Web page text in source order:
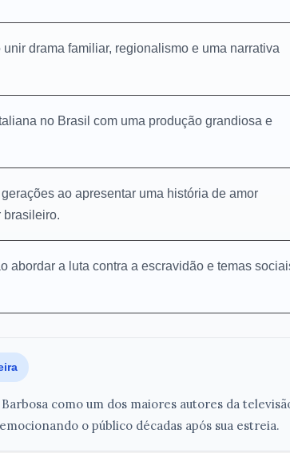
drama familiar, regionalismo e uma narrativa
no Brasil com uma produção grandiosa e
ao apresentar uma história de amor
brasileiro.
abordar a luta contra a escravidão e temas
como um dos maiores autores da
o público décadas após sua estreia.